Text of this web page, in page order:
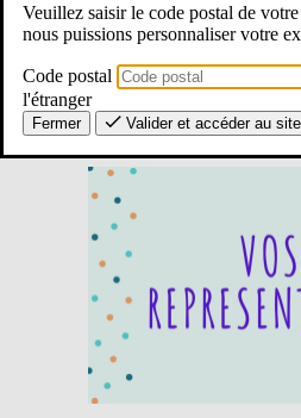
Veuillez saisir le code postal de
nous puissions personnaliser votre
Code postal
l'étranger
Fermer Valider et accéder au site